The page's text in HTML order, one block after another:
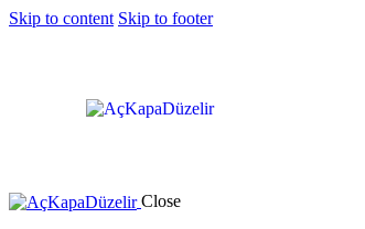
Skip to content Skip to footer
Close